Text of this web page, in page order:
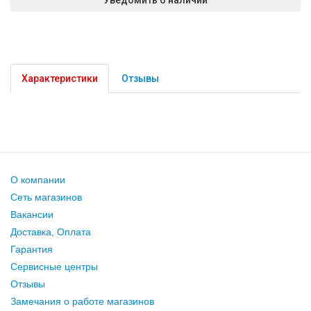
Характеристики Отзывы
О компании
Сеть магазинов
Вакансии
Доставка, Оплата
Гарантия
Сервисные центры
Отзывы
Замечания о работе магазинов